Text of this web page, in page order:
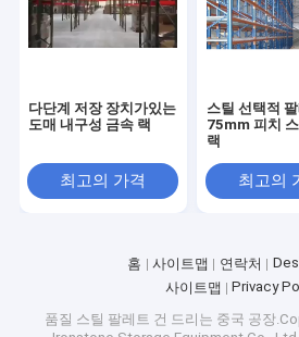
다단계 저장 장치가있는
도매 내구성 금속 랙
최고의 가격
스틸 선택적
75mm 피치 스
랙
최고의
홈 사이트맵 연락처
사이트맵
Privacy
품질 스틸 팔레트 건 드리는 중국 공장